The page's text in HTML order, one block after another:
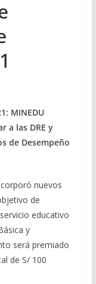
MINEDU
a las DRE y
de Desempeño
nuevos
de
educativo
y
será premiado
de S/ 100